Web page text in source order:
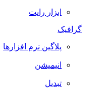
ابزار رایت
گرافیک
پلاگین نرم افزارها
انیمیشن
تبدیل